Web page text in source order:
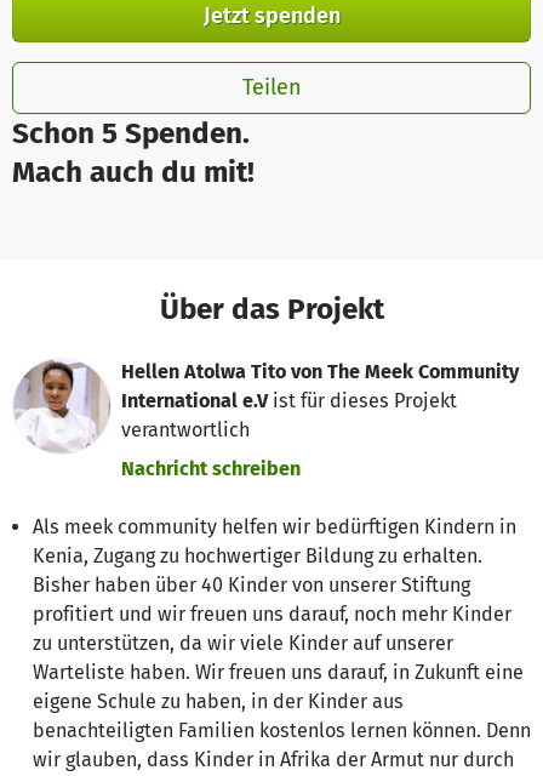
Schon 5 Spenden.
Mach auch du mit!
Jetzt spenden
Teilen
Über das Projekt
Hellen Atolwa Tito von The Meek Community
International e.Vist für dieses Projekt
verantwortlich
Nachricht schreiben
Als meek community helfen wir bedürftigen Kindern in
Kenia, Zugang zu hochwertiger Bildung zu erhalten.
Bisher haben über 40 Kinder von unserer Stiftung
profitiert und wir freuen uns darauf, noch mehr Kinder
zu unterstützen, da wir viele Kinder auf unserer
Warteliste haben. Wir freuen uns darauf, in Zukunft eine
eigene Schule zu haben, in der Kinder aus
benachteiligten Familien kostenlos lernen können. Denn
wir glauben, dass Kinder in Afrika der Armut nur durch